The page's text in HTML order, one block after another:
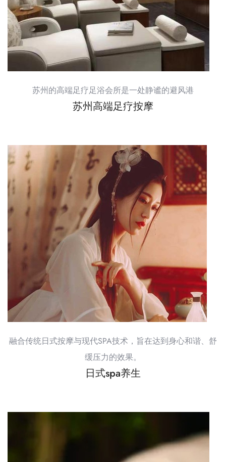
苏州的高端足疗足浴会所是一处静谧的避风港
苏州高端足疗按摩
融合传统日式按摩与现代SPA技术，旨在达到身心和谐、舒
缓压力的效果。
日式spa养生